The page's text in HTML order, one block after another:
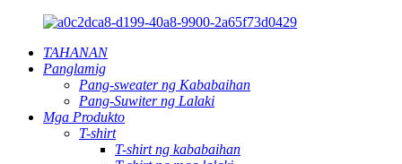
TAHANAN
Panglamig
Pang-sweater ng Kababaihan
Pang-Suwiter ng Lalaki
Mga Produkto
T-shirt
T-shirt ng kababaihan